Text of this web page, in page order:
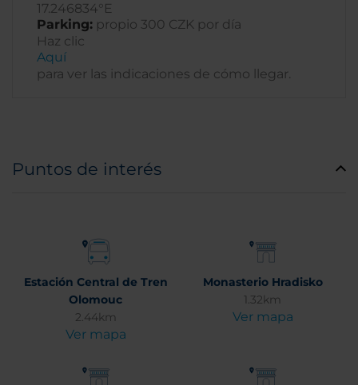
17.246834°E
Parking: propio 300 CZK por día
Haz clic
Aquí
para ver las indicaciones de cómo llegar.
Puntos de interés
Estación Central de Tren
Olomouc
2.44km
Ver mapa
Monasterio Hradisko
1.32km
Ver mapa